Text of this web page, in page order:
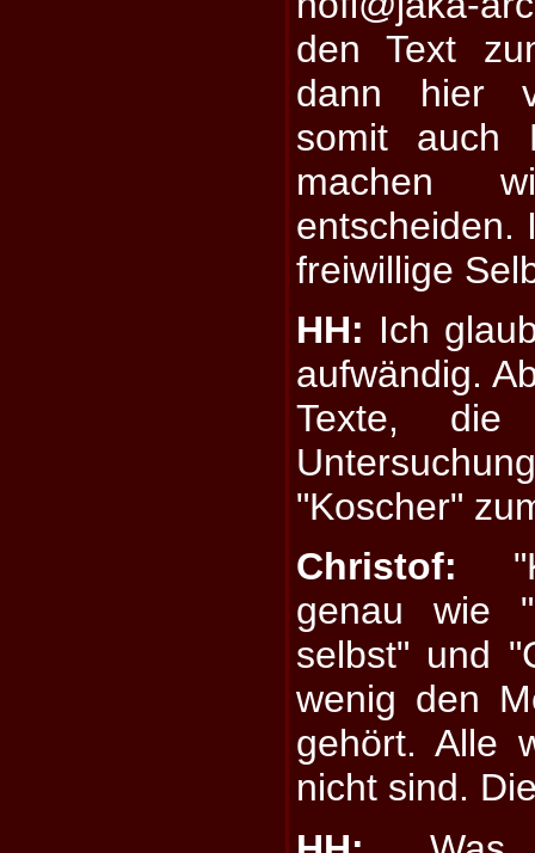
den Text
dann hier
somit auch
machen
entscheiden.
freiwillige
HH: Ich
aufwändig.
Texte, die
"Koscher"
Christof:
genau wie
selbst" und
wenig den
gehört. Alle
nicht sind.